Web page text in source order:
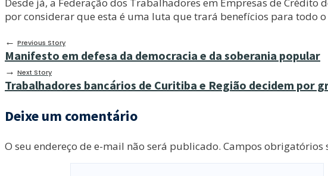
por considerar que esta é uma luta que trará benefícios para todo
← Previous Story
Manifesto em defesa da democracia e da soberania popular
→ Next Story
Trabalhadores bancários de Curitiba e Região decidem por
Deixe um comentário
O seu endereço de e-mail não será publicado. Campos obrigatórios